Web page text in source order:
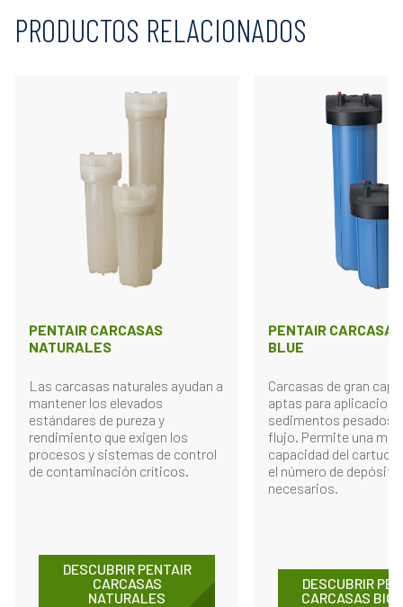
PRODUCTOS RELACIONADOS
PENTAIR CARCASAS
NATURALES
Las carcasas naturales ayudan a
mantener los elevados
estándares de pureza y
rendimiento que exigen los
procesos y sistemas de control
de contaminación críticos.
DESCUBRIR PENTAIR
CARCASAS
NATURALES
PENTAIR
BLUE
Carcasas de gran
aptas para
sedimentos pesados
flujo. Permite una
capacidad del
el número de
necesarios.
DESCUBRIR
CARCASAS BIG